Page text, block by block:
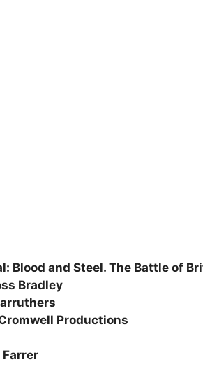
Blood and Steel. The Battle of
Bradley
Productions
Farrer